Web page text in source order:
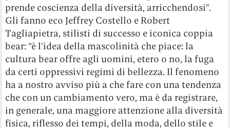
prende coscienza della diversità, arricchendosi”.
Gli fanno eco Jeffrey Costello e Robert
Tagliapietra, stilisti di successo e iconica coppia
bear: “è l’idea della mascolinità che piace: la
cultura bear offre agli uomini, etero o no, la fuga
da certi oppressivi regimi di bellezza. Il fenomeno
ha a nostro avviso più a che fare con una tendenza
che con un cambiamento vero, ma è da registrare,
in generale, una maggiore attenzione alla diversità
fisica, riflesso dei tempi, della moda, dello stile e